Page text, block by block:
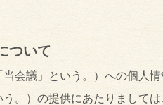
ついて
会議」という。）への個人
う。）の提供にあたりまして